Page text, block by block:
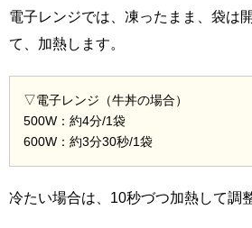
電子レンジでは、凍ったまま、袋は
て、加熱します。
▽電子レンジ（牛丼の場合）
500W：約4分/1袋
600W：約3分30秒/1袋
冷たい場合は、10秒づつ加熱して調